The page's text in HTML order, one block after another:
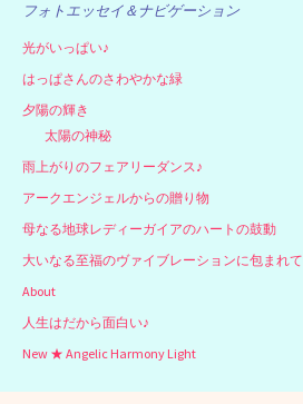
フォトエッセイ＆ナビゲーション
光がいっぱい♪
はっぱさんのさわやかな緑
夕陽の輝き
太陽の神秘
雨上がりのフェアリーダンス♪
アークエンジェルからの贈り物
母なる地球レディーガイアのハートの鼓動
大いなる至福のヴァイブレーションに包まれて
About
人生はだから面白い♪
New ★ Angelic Harmony Light